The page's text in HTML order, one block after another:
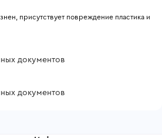
присутствует повреждение пластика и
документов
документов